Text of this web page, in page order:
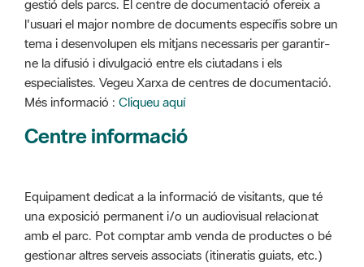
gestió dels parcs. El centre de documentació ofereix a
l'usuari el major nombre de documents específis sobre un
tema i desenvolupen els mitjans necessaris per garantir-
ne la difusió i divulgació entre els ciutadans i els
especialistes. Vegeu Xarxa de centres de documentació.
Més informació : Cliqueu aquí
Centre informació
Equipament dedicat a la informació de visitants, que té
una exposició permanent i/o un audiovisual relacionat
amb el parc. Pot comptar amb venda de productes o bé
gestionar altres serveis associats (itineratis guiats, etc.)